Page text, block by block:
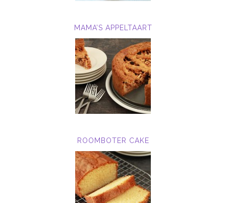
MAMA’S APPELTAART
ROOMBOTER CAKE